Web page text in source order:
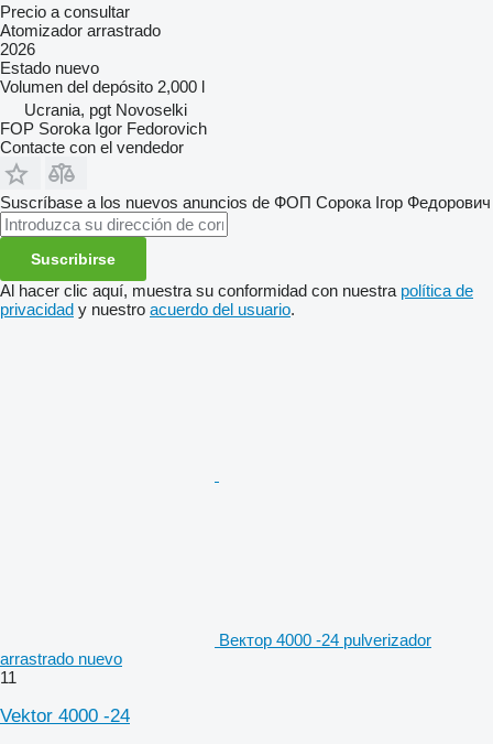
Precio a consultar
Atomizador arrastrado
2026
Estado nuevo
Volumen del depósito 2,000 l
Ucrania, pgt Novoselki
FOP Soroka Igor Fedorovich
Contacte con el vendedor
Suscríbase a los nuevos anuncios de ФОП Сорока Ігор Федорович
Suscribirse
Al hacer clic aquí, muestra su conformidad con nuestra política de
privacidad y nuestro acuerdo del usuario.
Вектор 4000 -24 pulverizador
arrastrado nuevo
11
Vektor 4000 -24